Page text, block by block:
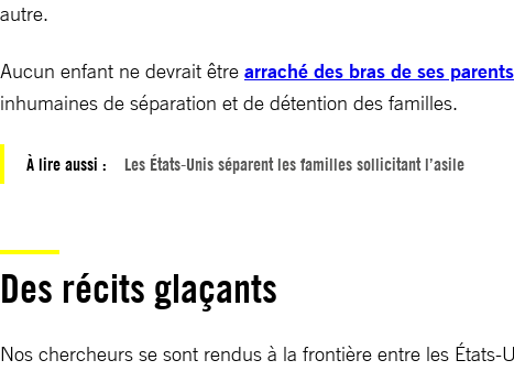
autre.
Aucun enfant ne devrait être arraché des bras de ses parents
inhumaines de séparation et de détention des familles.
À lire aussi : Les États-Unis séparent les familles sollicitant l’asile
Des récits glaçants
Nos chercheurs se sont rendus à la frontière entre les États-